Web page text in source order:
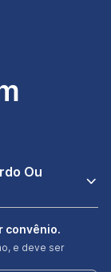
Ou
convênio.
e deve ser